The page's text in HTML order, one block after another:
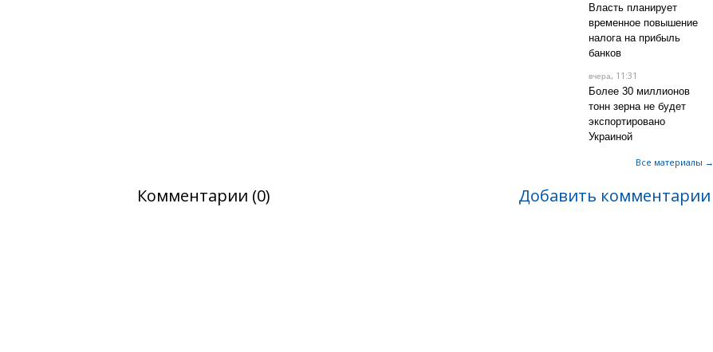
Власть планирует
временное повышение
налога на прибыль
банков
вчера, 11:31
Более 30 миллионов
тонн зерна не будет
экспортировано
Украиной
Все материалы →
Комментарии (0) Добавить комментарии